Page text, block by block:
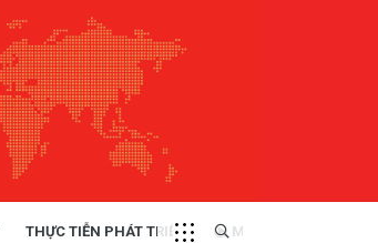
THỰC TIỄN PHÁT TRIỂN MULTIMEDIA